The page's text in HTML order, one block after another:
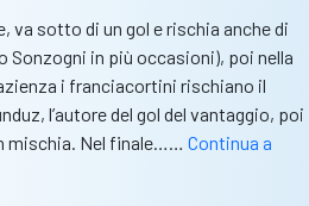
va sotto di un gol e rischia anche di
Sonzogni in più occasioni), poi nella
i franciacortini rischiano il
l’autore del gol del vantaggio, poi
mischia. Nel finale…… Continua a